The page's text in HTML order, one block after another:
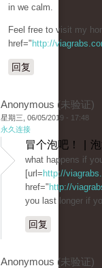
in we calm.
Feel free to visit my
href=" http://
回复
Anonymous (未验证)
星期三, 06/05/2019 - 17:48
永久连接
冒个泡吧！ |
what happens if
[url= http://
href=" http://
you last longer if
回复
Anonymous (未验证)